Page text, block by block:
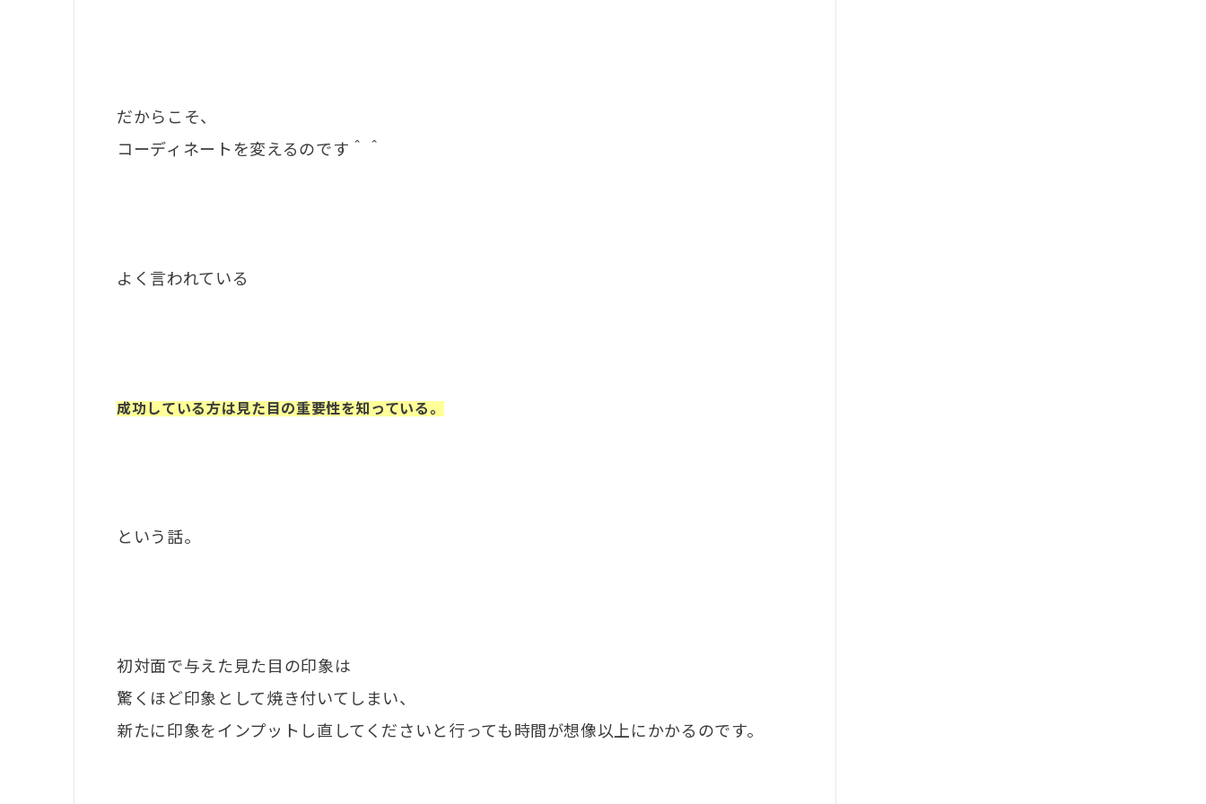
だからこそ、
コーディネートを変えるのです＾＾
よく言われている
成功している方は見た目の重要性を知っている。
という話。
初対面で与えた見た目の印象は
驚くほど印象として焼き付いてしまい、
新たに印象をインプットし直してくださいと行っても時間が想像以上にかかるのです。